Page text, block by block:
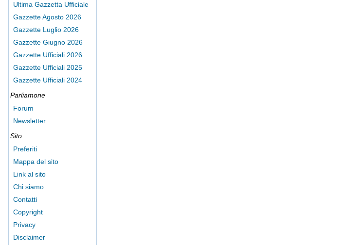
Ultima Gazzetta Ufficiale
Gazzette Agosto 2026
Gazzette Luglio 2026
Gazzette Giugno 2026
Gazzette Ufficiali 2026
Gazzette Ufficiali 2025
Gazzette Ufficiali 2024
Parliamone
Forum
Newsletter
Sito
Preferiti
Mappa del sito
Link al sito
Chi siamo
Contatti
Copyright
Privacy
Disclaimer